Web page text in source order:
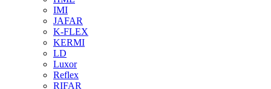
IMI
JAFAR
K-FLEX
KERMI
LD
Luxor
Reflex
RIFAR